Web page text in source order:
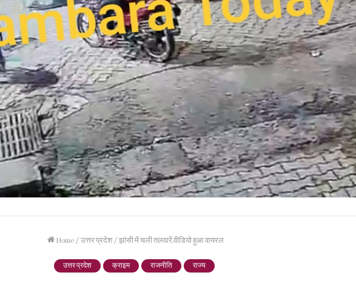
Home / उत्तर प्रदेश / झांसी में चली तलवारें,वीडियो हुआ वायरल
उत्तर प्रदेश क्राइम राजनीति राज्य